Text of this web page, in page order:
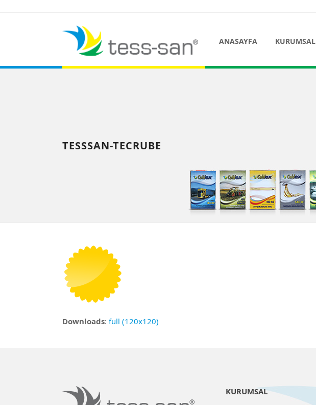
ANASAYFA KURUMSAL
TESSSAN-TECRUBE
Downloads: full (120x120)
KURUMSAL